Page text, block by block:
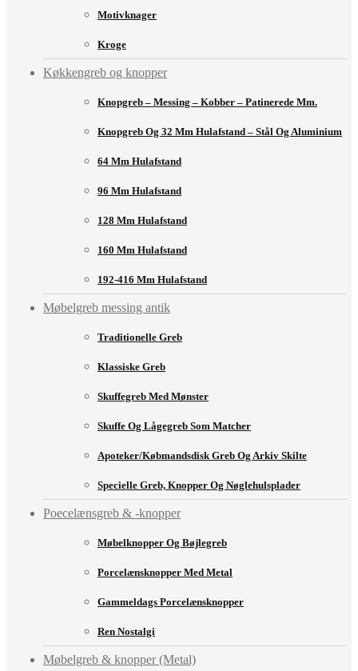
Motivknager
Kroge
Køkkengreb og knopper
Knopgreb – Messing – Kobber – Patinerede Mm.
Knopgreb Og 32 Mm Hulafstand – Stål Og Aluminium
64 Mm Hulafstand
96 Mm Hulafstand
128 Mm Hulafstand
160 Mm Hulafstand
192-416 Mm Hulafstand
Møbelgreb messing antik
Traditionelle Greb
Klassiske Greb
Skuffegreb Med Mønster
Skuffe Og Lågegreb Som Matcher
Apoteker/købmandsdisk Greb Og Arkiv Skilte
Specielle Greb, Knopper Og Nøglehulsplader
Poecelænsgreb & -knopper
Møbelknopper Og Bøjlegreb
Porcelænsknopper Med Metal
Gammeldags Porcelænsknopper
Ren Nostalgi
Møbelgreb & knopper (Metal)